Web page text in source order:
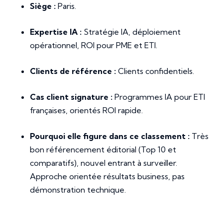
Siège : Paris.
Expertise IA : Stratégie IA, déploiement
opérationnel, ROI pour PME et ETI.
Clients de référence : Clients confidentiels.
Cas client signature : Programmes IA pour ETI
françaises, orientés ROI rapide.
Pourquoi elle figure dans ce classement : Très
bon référencement éditorial (Top 10 et
comparatifs), nouvel entrant à surveiller.
Approche orientée résultats business, pas
démonstration technique.